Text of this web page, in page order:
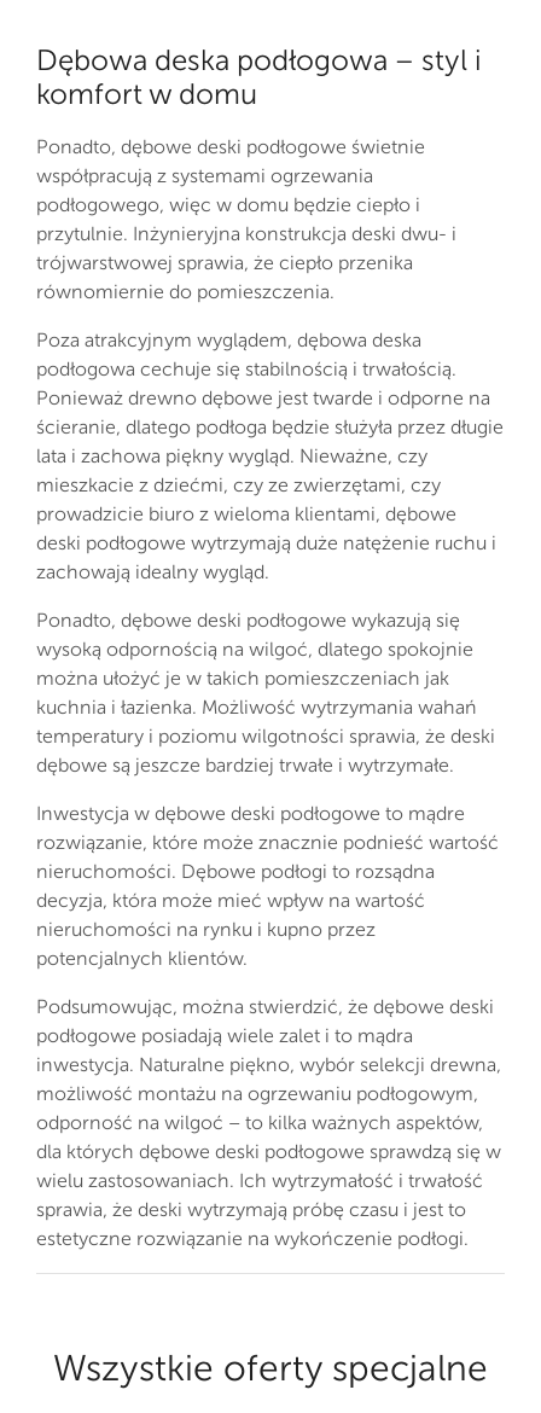
Dębowa deska podłogowa – styl i
komfort w domu
Ponadto, dębowe deski podłogowe świetnie
współpracują z systemami ogrzewania
podłogowego, więc w domu będzie ciepło i
przytulnie. Inżynieryjna konstrukcja deski dwu- i
trójwarstwowej sprawia, że ciepło przenika
równomiernie do pomieszczenia.
Poza atrakcyjnym wyglądem, dębowa deska
podłogowa cechuje się stabilnością i trwałością.
Ponieważ drewno dębowe jest twarde i odporne na
ścieranie, dlatego podłoga będzie służyła przez długie
lata i zachowa piękny wygląd. Nieważne, czy
mieszkacie z dziećmi, czy ze zwierzętami, czy
prowadzicie biuro z wieloma klientami, dębowe
deski podłogowe wytrzymają duże natężenie ruchu i
zachowają idealny wygląd.
Ponadto, dębowe deski podłogowe wykazują się
wysoką odpornością na wilgoć, dlatego spokojnie
można ułożyć je w takich pomieszczeniach jak
kuchnia i łazienka. Możliwość wytrzymania wahań
temperatury i poziomu wilgotności sprawia, że deski
dębowe są jeszcze bardziej trwałe i wytrzymałe.
Inwestycja w dębowe deski podłogowe to mądre
rozwiązanie, które może znacznie podnieść wartość
nieruchomości. Dębowe podłogi to rozsądna
decyzja, która może mieć wpływ na wartość
nieruchomości na rynku i kupno przez
potencjalnych klientów.
Podsumowując, można stwierdzić, że dębowe deski
podłogowe posiadają wiele zalet i to mądra
inwestycja. Naturalne piękno, wybór selekcji drewna,
możliwość montażu na ogrzewaniu podłogowym,
odporność na wilgoć – to kilka ważnych aspektów,
dla których dębowe deski podłogowe sprawdzą się w
wielu zastosowaniach. Ich wytrzymałość i trwałość
sprawia, że deski wytrzymają próbę czasu i jest to
estetyczne rozwiązanie na wykończenie podłogi.
Wszystkie oferty specjalne